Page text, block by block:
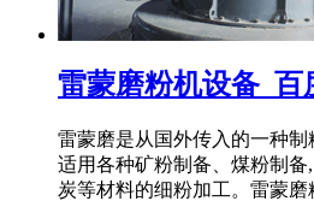
雷蒙磨粉机设备_百
雷蒙磨是从国外传入的一种
适用各种矿粉制备、煤粉制
炭等材料的细粉加工。雷蒙